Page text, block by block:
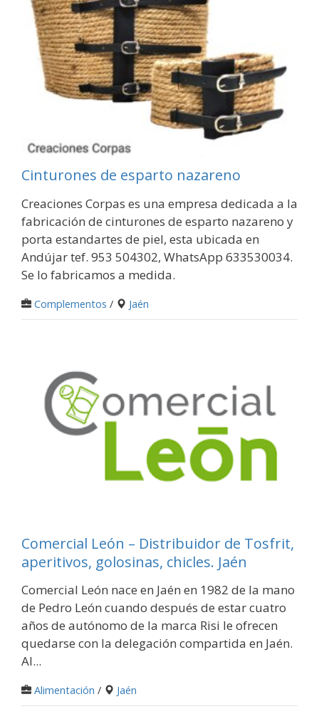
Cinturones de esparto nazareno
Creaciones Corpas es una empresa dedicada a la
fabricación de cinturones de esparto nazareno y
porta estandartes de piel, esta ubicada en
Andújar tef. 953 504302, WhatsApp 633530034.
Se lo fabricamos a medida.
Complementos / Jaén
Comercial León – Distribuidor de Tosfrit,
aperitivos, golosinas, chicles. Jaén
Comercial León nace en Jaén en 1982 de la mano
de Pedro León cuando después de estar cuatro
años de autónomo de la marca Risi le ofrecen
quedarse con la delegación compartida en Jaén.
Al...
Alimentación / Jaén